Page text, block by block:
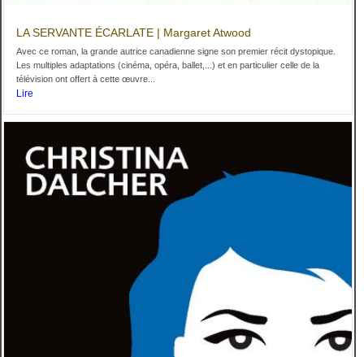
LA SERVANTE ÉCARLATE | Margaret Atwood
Avec ce roman, la grande autrice canadienne signe son premier récit dystopique.
Les multiples adaptations (cinéma, opéra, ballet,...) et en particulier celle de la
télévision ont offert à cette œuvre...
Lire